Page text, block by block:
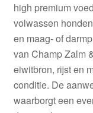
high premium
volwassen
en maag- of
van Champ Zalm
eiwitbron, rijst en
conditie. De
waarborgt een